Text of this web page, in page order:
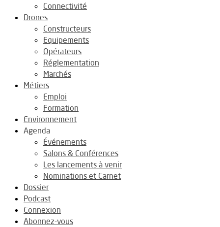
Connectivité
Drones
Constructeurs
Equipements
Opérateurs
Réglementation
Marchés
Métiers
Emploi
Formation
Environnement
Agenda
Événements
Salons & Conférences
Les lancements à venir
Nominations et Carnet
Dossier
Podcast
Connexion
Abonnez-vous